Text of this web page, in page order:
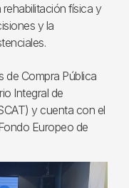
física y
y la
de Compra Pública
Integral de
y cuenta con el
Europeo de